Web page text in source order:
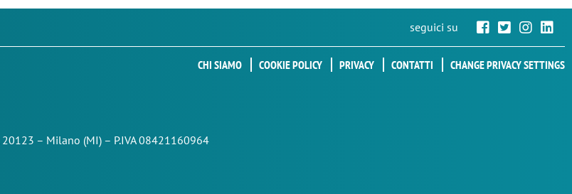
seguici su
CHI SIAMO COOKIE POLICY PRIVACY CONTATTI CHANGE PRIVACY SETTINGS
20123 – Milano (MI) – P.IVA 08421160964